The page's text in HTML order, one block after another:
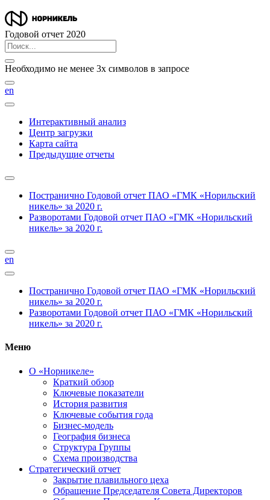
Годовой отчет 2020
Необходимо не менее 3х символов в запросе
en
Интерактивный анализ
Центр загрузки
Карта сайта
Предыдущие отчеты
Постранично Годовой отчет ПАО «ГМК «Норильский
никель» за 2020 г.
Разворотами Годовой отчет ПАО «ГМК «Норильский
никель» за 2020 г.
en
Постранично Годовой отчет ПАО «ГМК «Норильский
никель» за 2020 г.
Разворотами Годовой отчет ПАО «ГМК «Норильский
никель» за 2020 г.
Меню
О «Норникеле»
Краткий обзор
Ключевые показатели
История развития
Ключевые события года
Бизнес-модель
География бизнеса
Структура Группы
Схема производства
Стратегический отчет
Закрытие плавильного цеха
Обращение Председателя Совета Директоров